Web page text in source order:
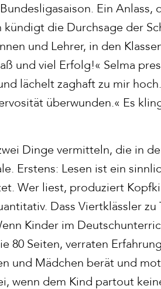
Ein Anlass,
die Durchsage der
und Lehrer, in den
und viel Erfolg!« Selma
lächelt zaghaft zu mir
überwunden.« Es
Dinge vermitteln, die in
Erstens: Lesen ist ein
Wer liest, produziert
Dass Viertklässler zu
Kinder im
80 Seiten, verraten
und Mädchen berät und
wenn dem Kind partout